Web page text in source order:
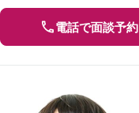
電話で面談予約